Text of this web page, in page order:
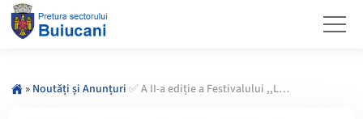
» Noutăți și Anunțuri ✅ A II-a ediție a Festivalului ,,Lumea Copilăriei”, în Parcul ,,Alunelul”